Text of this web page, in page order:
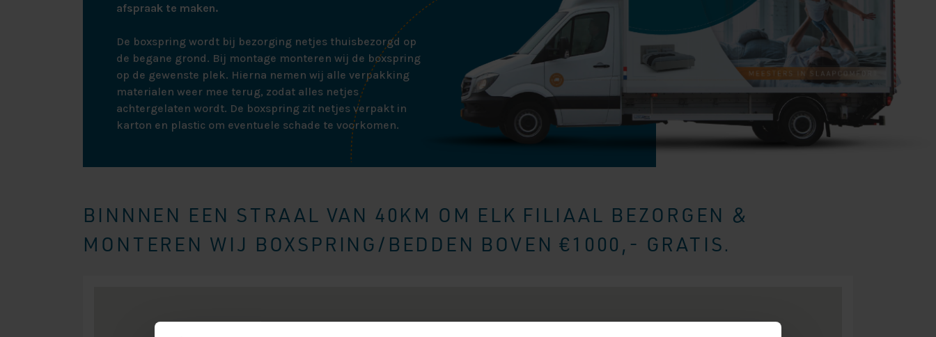
afspraak te maken.
De boxspring wordt bij bezorging netjes thuisbezorgd op
de begane grond. Bij montage monteren wij de boxspring
op de gewenste plek. Hierna nemen wij alle verpakking
materialen weer mee terug, zodat alles netjes
achtergelaten wordt. De boxspring zit netjes verpakt in
karton en plastic om eventuele schade te voorkomen.
BINNNEN EEN STRAAL VAN 40KM OM ELK FILIAAL BEZORGEN &
MONTEREN WIJ BOXSPRING/BEDDEN BOVEN €1000,- GRATIS.